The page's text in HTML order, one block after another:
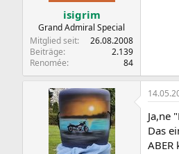
isigrim
Grand Admiral Special
Mitglied seit
26.08.2008
Beiträge
2.139
Renomée
84
Ja,ne
Das